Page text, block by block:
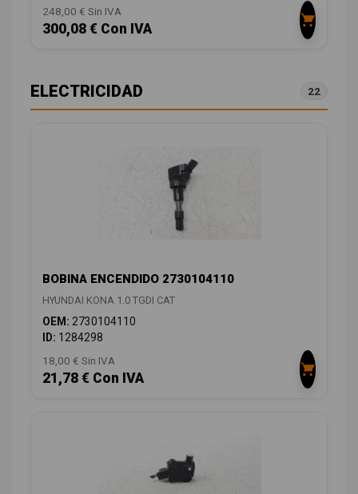
248,00 € Sin IVA
300,08 € Con IVA
ELECTRICIDAD 22
BOBINA ENCENDIDO 2730104110
HYUNDAI KONA 1.0 TGDI CAT
OEM: 2730104110
ID: 1284298
18,00 € Sin IVA
21,78 € Con IVA